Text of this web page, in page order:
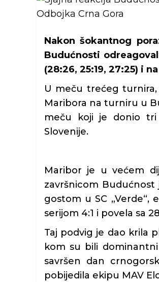
Nakon šokantnog
Budućnosti
(28:26, 25:19, 27:25) i
U meču trećeg
Maribora na turniru u
meču koji je donio tri
Slovenije.
Maribor je u većem
završnicom
gostom u SC „Verde“,
serijom 4:1 i povela sa
Taj podvig je dao krila
kom su bili
savršen dan
pobijedila ekipu MAV